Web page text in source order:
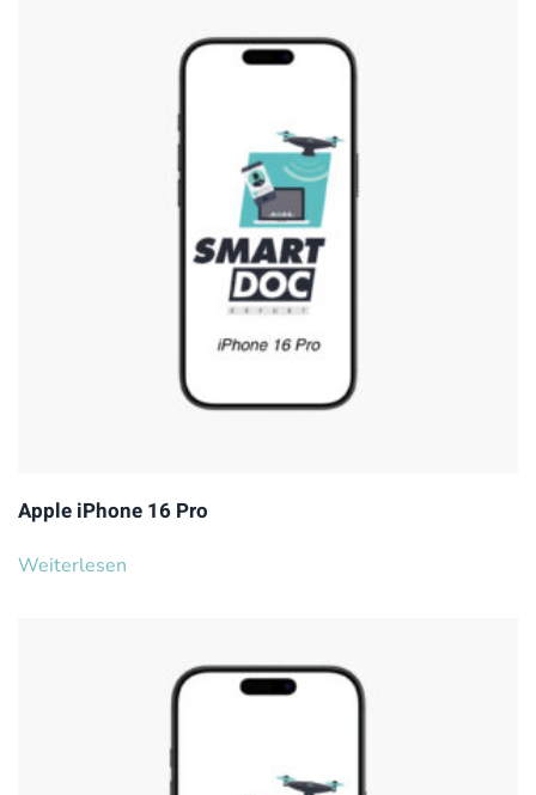
Apple iPhone 16 Pro
Weiterlesen